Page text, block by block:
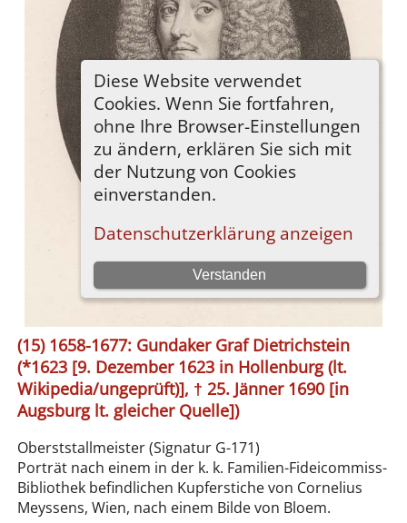
(15) 1658-1677: Gundaker Graf Dietrichstein
(*1623 [9. Dezember 1623 in Hollenburg (lt.
Wikipedia/ungeprüft)], † 25. Jänner 1690 [in
Augsburg lt. gleicher Quelle])
Oberststallmeister (Signatur G-171)
Porträt nach einem in der k. k. Familien-Fideicommiss-
Bibliothek befindlichen Kupferstiche von Cornelius
Meyssens, Wien, nach einem Bilde von Bloem.